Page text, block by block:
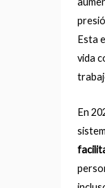
Esta
vida
En